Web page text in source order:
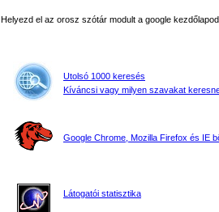
Helyezd el az orosz szótár modult a google
Utolsó 1000 keresés
Kíváncsi vagy milyen szavakat
Google Chrome, Mozilla Firefox és IE
Látogatói statisztika